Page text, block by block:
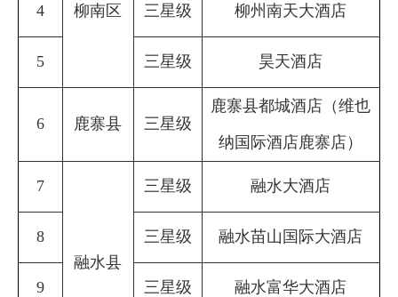
柳南区
4 三星级 柳州南天大酒店
5 三星级 昊天酒店
6 鹿寨县 三星级
鹿寨县都城酒店（维也
纳国际酒店鹿寨店）
7
融水县
三星级 融水大酒店
8 三星级 融水苗山国际大酒店
9 三星级 融水富华大酒店